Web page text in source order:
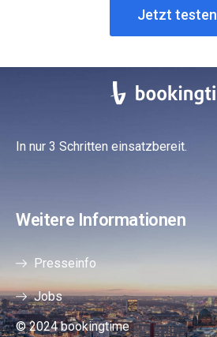
Jetzt testen
In nur 3 Schritten einsatzbereit.
Weitere Informationen
Presseinfo
Jobs
© 2024 bookingtime